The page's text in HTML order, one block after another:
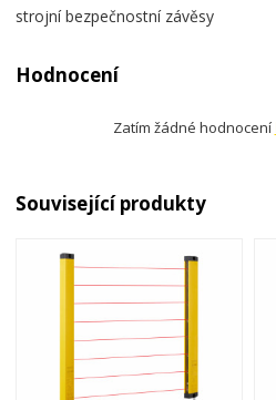
strojní bezpečnostní závěsy
Hodnocení
Zatím žádné hodnocení
Související produkty